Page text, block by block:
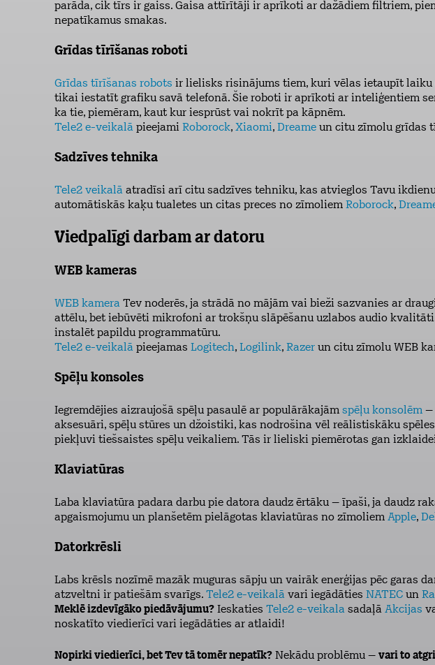
parāda, cik tīrs ir gaiss. Gaisa attīrītāji ir aprīkoti ar dažādiem filtriem,
nepatīkamus smakas.
Grīdas tīrīšanas roboti
Grīdas tīrīšanas robots ir lielisks risinājums tiem, kuri vēlas ietaupīt laiku
tikai iestatīt grafiku savā telefonā. Šie roboti ir aprīkoti ar inteliģentiem
ka tie, piemēram, kaut kur iesprūst vai nokrīt pa kāpnēm.
Tele2 e-veikalā pieejami Roborock, Xiaomi, Dreame un citu zīmolu grīdas
Sadzīves tehnika
Tele2 veikalā atradīsi arī citu sadzīves tehniku, kas atvieglos Tavu
automātiskās kaķu tualetes un citas preces no zīmoliem Roborock,
Viedpalīgi darbam ar datoru
WEB kameras
WEB kamera Tev noderēs, ja strādā no mājām vai bieži sazvanies ar
attēlu, bet iebūvēti mikrofoni ar trokšņu slāpēšanu uzlabos audio
instalēt papildu programmatūru.
Tele2 e-veikalā pieejamas Logitech, Logilink, Razer un citu zīmolu WEB
Spēļu konsoles
Iegremdējies aizraujošā spēļu pasaulē ar populārākajām spēļu konsolēm –
aksesuāri, spēļu stūres un džoistiki, kas nodrošina vēl reālistiskāku
piekļuvi tiešsaistes spēļu veikaliem. Tās ir lieliski piemērotas gan
Klaviatūras
Laba klaviatūra padara darbu pie datora daudz ērtāku – īpaši, ja daudz
apgaismojumu un planšetēm pielāgotas klaviatūras no zīmoliem Apple,
Datorkrēsli
Labs krēsls nozīmē mazāk muguras sāpju un vairāk enerģijas pēc garas
atzveltni ir patiešām svarīgs. Tele2 e-veikalā vari iegādāties NATEC un
Meklē izdevīgāko piedāvājumu? Ieskaties Tele2 e-veikala sadaļā Akcijas
noskatīto viedierīci vari iegādāties ar atlaidi!
Nopirki viedierīci, bet Tev tā tomēr nepatīk? Nekādu problēmu – vari to